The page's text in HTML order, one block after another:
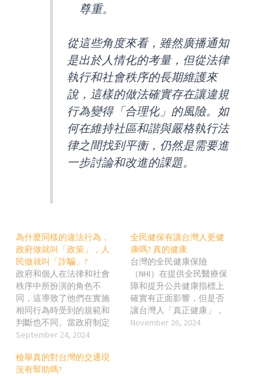
尊重。
從這些角度來看，雖然廣播通知
是出於人情化的考量，但從法律
執行和社會秩序的長期維護來
說，這樣的做法確實存在讓違規
行為變得「合理化」的風險。如
何在維持社區和諧與嚴格執行法
律之間找到平衡，仍然是需要進
一步討論和改進的課題。
為什麼同樣的違法行為，
政府做就叫「政策」，人
民做就叫「詐騙」?
政府和個人在法律和社會
秩序中所扮演的角色不
同，這導致了他們在實施
相同行為時受到的規範和
判斷也不同。當政府制定
政策時，它通常是基於法
量，而個人在進行類似行
為時，則可能被視為個人
September 24, 2024
全民健保有讓台灣人更健
康嗎? 真的健康
台灣的全民健康保險
（NHI）在提供全民醫療保
障和提升公共健康指標上
確實有正面影響，但是否
讓台灣人「真正健康」，
仍需分層分析。 全民健保
November 26, 2024
檢舉真的對台灣的交通現
況有幫助嗎?